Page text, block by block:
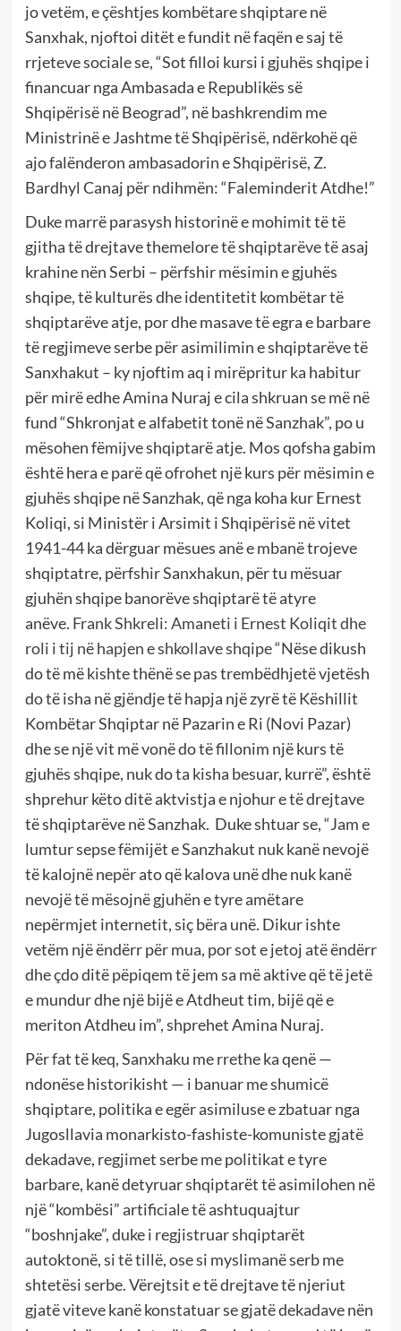
jo vetëm, e çështjes kombëtare shqiptare në
Sanxhak, njoftoi ditët e fundit në faqën e saj të
rrjeteve sociale se, “Sot filloi kursi i gjuhës shqipe i
financuar nga Ambasada e Republikës së
Shqipërisë në Beograd”, në bashkrendim me
Ministrinë e Jashtme të Shqipërisë, ndërkohë që
ajo falënderon ambasadorin e Shqipërisë, Z.
Bardhyl Canaj për ndihmën: “Faleminderit Atdhe!”
Duke marrë parasysh historinë e mohimit të të
gjitha të drejtave themelore të shqiptarëve të asaj
krahine nën Serbi – përfshir mësimin e gjuhës
shqipe, të kulturës dhe identitetit kombëtar të
shqiptarëve atje, por dhe masave të egra e barbare
të regjimeve serbe për asimilimin e shqiptarëve të
Sanxhakut – ky njoftim aq i mirëpritur ka habitur
për mirë edhe Amina Nuraj e cila shkruan se më në
fund “Shkronjat e alfabetit tonë në Sanzhak”, po u
mësohen fëmijve shqiptarë atje. Mos qofsha gabim
është hera e parë që ofrohet një kurs për mësimin e
gjuhës shqipe në Sanzhak, që nga koha kur Ernest
Koliqi, si Ministër i Arsimit i Shqipërisë në vitet
1941-44 ka dërguar mësues anë e mbanë trojeve
shqiptatre, përfshir Sanxhakun, për tu mësuar
gjuhën shqipe banorëve shqiptarë të atyre
anëve. Frank Shkreli: Amaneti i Ernest Koliqit dhe
roli i tij në hapjen e shkollave shqipe“Nëse dikush
do të më kishte thënë se pas trembëdhjetë vjetësh
do të isha në gjëndje të hapja një zyrë të Këshillit
Kombëtar Shqiptar në Pazarin e Ri (Novi Pazar)
dhe se një vit më vonë do të fillonim një kurs të
gjuhës shqipe, nuk do ta kisha besuar, kurrë”, është
shprehur këto ditë aktvistja e njohur e të drejtave
të shqiptarëve në Sanzhak. Duke shtuar se, “Jam e
lumtur sepse fëmijët e Sanzhakut nuk kanë nevojë
të kalojnë nepër ato që kalova unë dhe nuk kanë
nevojë të mësojnë gjuhën e tyre amëtare
nepërmjet internetit, siç bëra unë. Dikur ishte
vetëm një ëndërr për mua, por sot e jetoj atë ëndërr
dhe çdo ditë pëpiqem të jem sa më aktive që të jetë
e mundur dhe një bijë e Atdheut tim, bijë që e
meriton Atdheu im”, shprehet Amina Nuraj.
Për fat të keq, Sanxhaku me rrethe ka qenë —
ndonëse historikisht — i banuar me shumicë
shqiptare, politika e egër asimiluse e zbatuar nga
Jugosllavia monarkisto-fashiste-komuniste gjatë
dekadave, regjimet serbe me politikat e tyre
barbare, kanë detyruar shqiptarët të asimilohen në
një “kombësi” artificiale të ashtuquajtur
“boshnjake”, duke i regjistruar shqiptarët
autoktonë, si të tillë, ose si myslimanë serb me
shtetësi serbe. Vërejtsit e të drejtave të njeriut
gjatë viteve kanë konstatuar se gjatë dekadave nën